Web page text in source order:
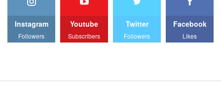
Facebook
Likes
Twitter
Followers
Youtube
Subscribers
Instagram
Followers